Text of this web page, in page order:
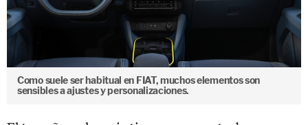
Como suele ser habitual en FIAT, muchos elementos son
sensibles a ajustes y personalizaciones.